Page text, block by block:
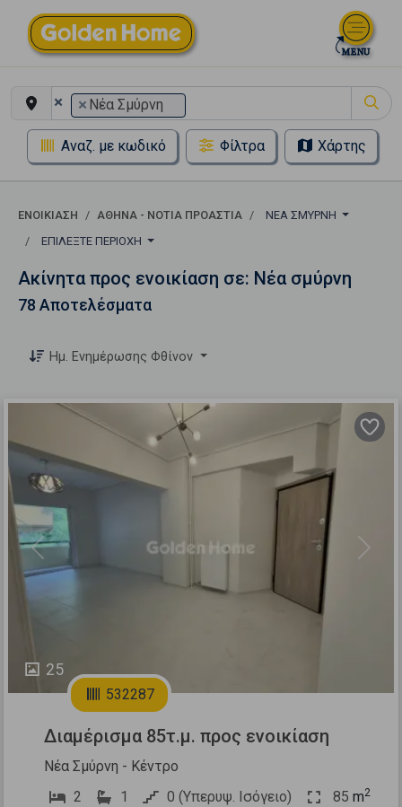
× × Νέα Σμύρνη
Αναζ. με κωδικό Φίλτρα Χάρτης
ΕΝΟΙΚΊΑΣΗ ΑΘΉΝΑ - ΝΌΤΙΑ ΠΡΟΆΣΤΙΑ
ΝΈΑ ΣΜΎΡΝΗ
ΕΠΙΛΈΞΤΕ ΠΕΡΙΟΧΉ
Ακίνητα προς ενοικίαση σε: Νέα σμύρνη
78 Αποτελέσματα
Ημ. Ενημέρωσης Φθίνον
25
Previous Next
532287
Διαμέρισμα 85τ.μ. προς ενοικίαση
Νέα Σμύρνη - Κέντρο
2
1 0 (Υπερυψ. Ισόγειο) 85 m2